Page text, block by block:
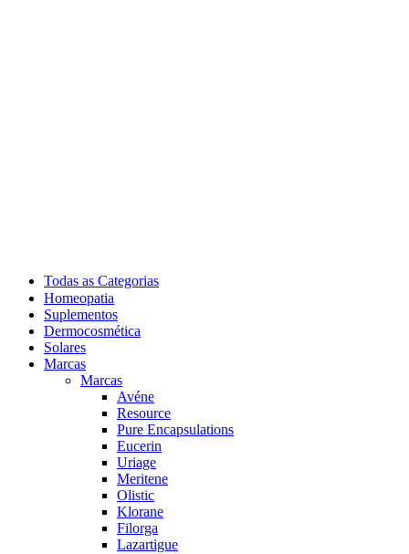
Todas as Categorias
Homeopatia
Suplementos
Dermocosmética
Solares
Marcas
Marcas
Avéne
Resource
Pure Encapsulations
Eucerin
Uriage
Meritene
Olistic
Klorane
Filorga
Lazartigue